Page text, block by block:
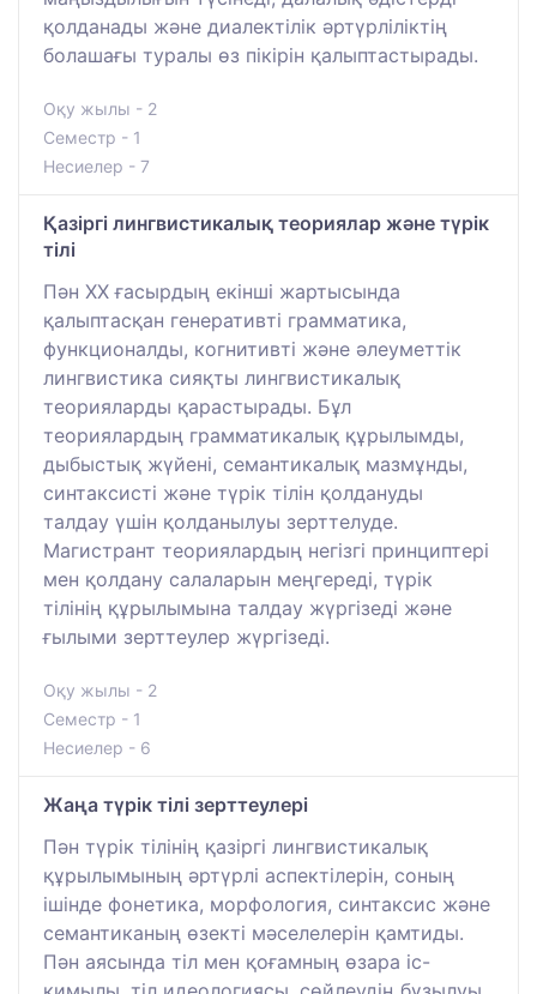
қолданады және диалектілік әртүрліліктің
болашағы туралы өз пікірін қалыптастырады.
Оқу жылы - 2
Семестр - 1
Несиелер - 7
Қазіргі лингвистикалық теориялар және түрік
тілі
Пән ХХ ғасырдың екінші жартысында
қалыптасқан генеративті грамматика,
функционалды, когнитивті және әлеуметтік
лингвистика сияқты лингвистикалық
теорияларды қарастырады. Бұл
теориялардың грамматикалық құрылымды,
дыбыстық жүйені, семантикалық мазмұнды,
синтаксисті және түрік тілін қолдануды
талдау үшін қолданылуы зерттелуде.
Магистрант теориялардың негізгі принциптері
мен қолдану салаларын меңгереді, түрік
тілінің құрылымына талдау жүргізеді және
ғылыми зерттеулер жүргізеді.
Оқу жылы - 2
Семестр - 1
Несиелер - 6
Жаңа түрік тілі зерттеулері
Пән түрік тілінің қазіргі лингвистикалық
құрылымының әртүрлі аспектілерін, соның
ішінде фонетика, морфология, синтаксис және
семантиканың өзекті мәселелерін қамтиды.
Пән аясында тіл мен қоғамның өзара іс-